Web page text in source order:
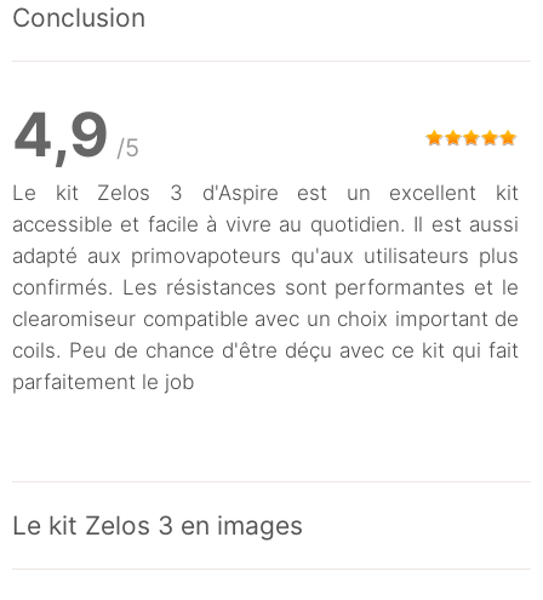
Conclusion
4,9 /5
Le kit Zelos 3 d'Aspire est un excellent kit
accessible et facile à vivre au quotidien. Il est aussi
adapté aux primovapoteurs qu'aux utilisateurs plus
confirmés. Les résistances sont performantes et le
clearomiseur compatible avec un choix important de
coils. Peu de chance d'être déçu avec ce kit qui fait
parfaitement le job
Le kit Zelos 3 en images